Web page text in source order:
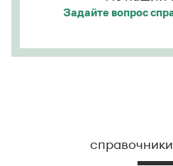
Задайте вопрос